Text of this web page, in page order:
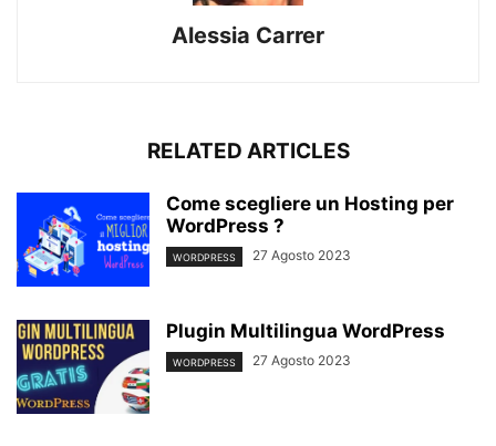
Alessia Carrer
RELATED ARTICLES
Come scegliere un Hosting per
WordPress ?
WORDPRESS 27 Agosto 2023
Plugin Multilingua WordPress
WORDPRESS 27 Agosto 2023